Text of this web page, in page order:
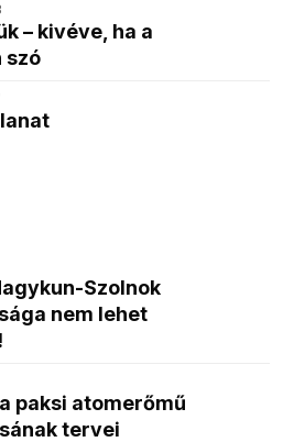
– kivéve, ha a
szó
Szolnok
nem lehet
paksi atomerőmű
tervei